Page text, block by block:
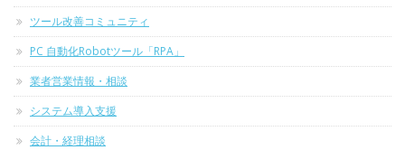
ツール改善コミュニティ
PC 自動化Robotツール「RPA」
業者営業情報・相談
システム導入支援
会計・経理相談